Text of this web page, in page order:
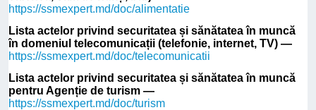
https://ssmexpert.md/doc/alimentatie
Lista actelor privind securitatea și sănătatea în muncă
în domeniul telecomunicații (telefonie, internet, TV) —
https://ssmexpert.md/doc/telecomunicatii
Lista actelor privind securitatea și sănătatea în muncă
pentru Agenție de turism —
https://ssmexpert.md/doc/turism